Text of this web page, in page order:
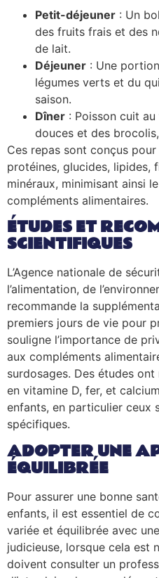
Petit-déjeuner : Un
des fruits frais et des
de lait.
Déjeuner : Une
légumes verts et du
saison.
Dîner : Poisson cuit
douces et des
Ces repas sont conçus
protéines, glucides, lipides,
minéraux, minimisant ainsi
compléments alimentaires.
ÉTUDES ET
SCIENTIFIQUES
L’Agence nationale de
l’alimentation, de
recommande la
premiers jours de vie pour
souligne l’importance de
aux compléments
surdosages. Des études
en vitamine D, fer, et
enfants, en particulier ceux
spécifiques.
ADOPTER UNE
ÉQUILIBRÉE
Pour assurer une bonne
enfants, il est essentiel de
variée et équilibrée avec
judicieuse, lorsque cela est
doivent consulter un